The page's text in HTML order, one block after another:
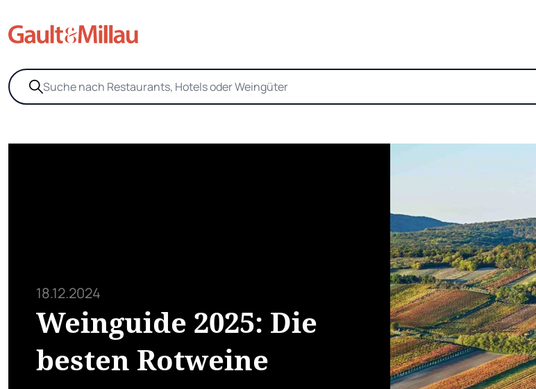
18.12.2024
Weinguide 2025: Die
besten Rotweine